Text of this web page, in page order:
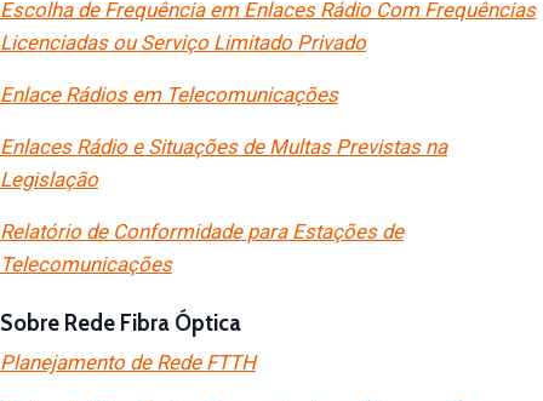
Escolha de Frequência em Enlaces Rádio Com Frequências
Licenciadas ou Serviço Limitado Privado
Enlace Rádios em Telecomunicações
Enlaces Rádio e Situações de Multas Previstas na
Legislação
Relatório de Conformidade para Estações de
Telecomunicações
Sobre Rede Fibra Óptica
Planejamento de Rede FTTH